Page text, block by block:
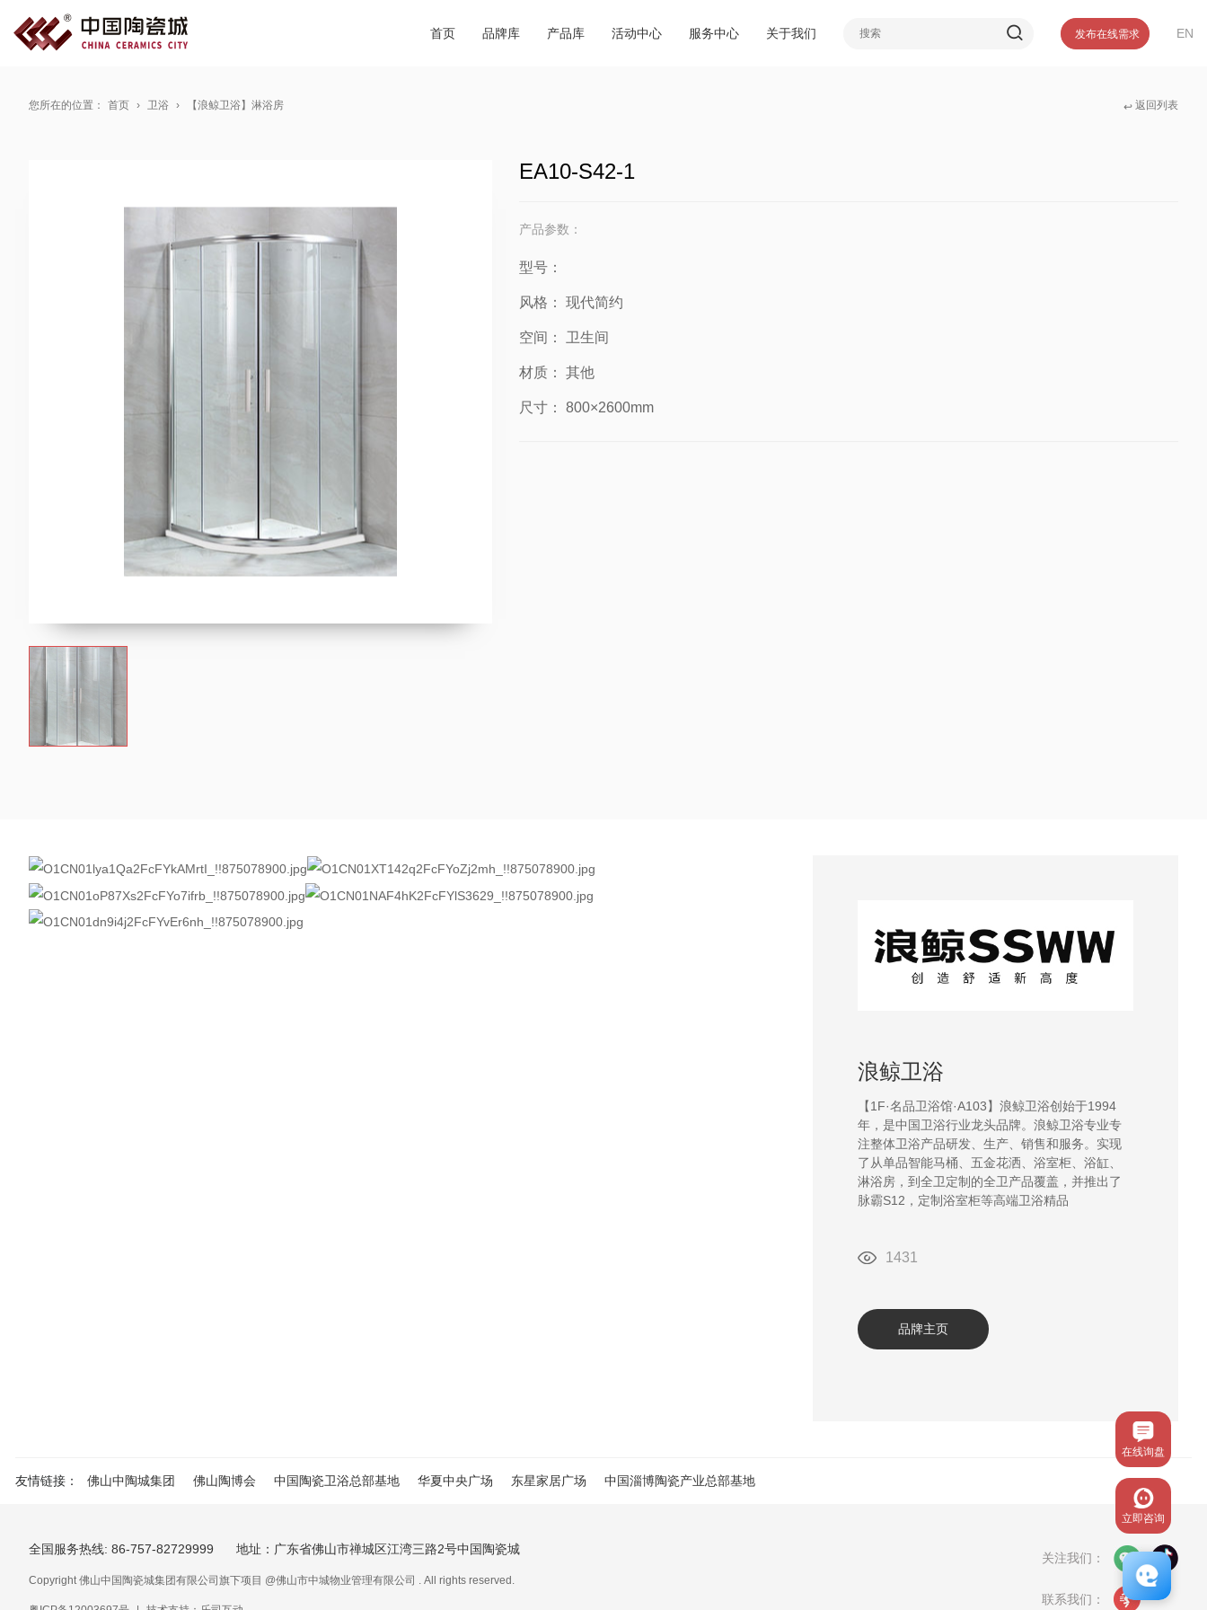
首页 品牌库
品牌合集 产品库
产品合集 活动中心 服务中心 关于我们 发布在线需求 EN
您所在的位置： 首页 卫浴 【浪鲸卫浴】淋浴房 ↩ 返回列表
EA10-S42-1
产品参数：
型号：
风格： 现代简约
空间： 卫生间
材质： 其他
尺寸： 800×2600mm
浪鲸卫浴
【1F·名品卫浴馆·A103】浪鲸卫浴创始于1994
年，是中国卫浴行业龙头品牌。浪鲸卫浴专业专
注整体卫浴产品研发、生产、销售和服务。实现
了从单品智能马桶、五金花洒、浴室柜、浴缸、
淋浴房，到全卫定制的全卫产品覆盖，并推出了
脉霸S12，定制浴室柜等高端卫浴精品
1431
品牌主页
友情链接： 佛山中陶城集团 佛山陶博会 中国陶瓷卫浴总部基地 华夏中央广场 东星家居广场 中国淄博陶瓷产业总部基地
全国服务热线: 86-757-82729999 地址：广东省佛山市禅城区江湾三路2号中国陶瓷城
Copyright 佛山中国陶瓷城集团有限公司旗下项目 @佛山市中城物业管理有限公司 . All rights reserved.
关注我们：
联系我们：
在线询盘
立即咨询